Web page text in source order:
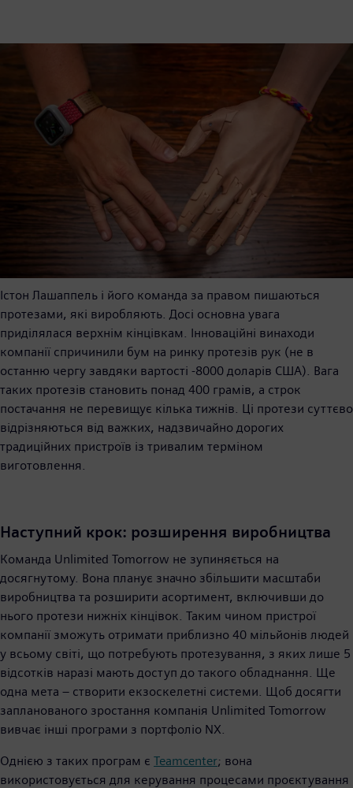
Істон Лашаппель і його команда за правом пишаються
протезами, які виробляють. Досі основна увага
приділялася верхнім кінцівкам. Інноваційні винаходи
компанії спричинили бум на ринку протезів рук (не в
останню чергу завдяки вартості -8000 доларів США). Вага
таких протезів становить понад 400 грамів, а строк
постачання не перевищує кілька тижнів. Ці протези суттєво
відрізняються від важких, надзвичайно дорогих
традиційних пристроїв із тривалим терміном
виготовлення.
Наступний крок: розширення виробництва
Команда Unlimited Tomorrow не зупиняється на
досягнутому. Вона планує значно збільшити масштаби
виробництва та розширити асортимент, включивши до
нього протези нижніх кінцівок. Таким чином пристрої
компанії зможуть отримати приблизно 40 мільйонів людей
у всьому світі, що потребують протезування, з яких лише 5
відсотків наразі мають доступ до такого обладнання. Ще
одна мета – створити екзоскелетні системи. Щоб досягти
запланованого зростання компанія Unlimited Tomorrow
вивчає інші програми з портфоліо NX.
Однією з таких програм є Teamcenter; вона
використовується для керування процесами проєктування